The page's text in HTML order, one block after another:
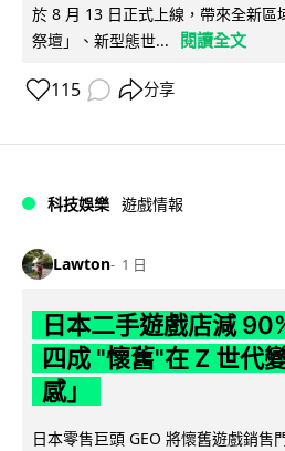
於 8 月 13 日正式上線，帶來全新區
祭壇」、新型態世...
閱讀全文
115 分享
科技娛樂 遊戲情報
Lawton 1 日
日本二手遊戲店減
四成 "懷舊"在 Z 世代
感」
日本零售巨頭 GEO 將懷舊遊戲銷售